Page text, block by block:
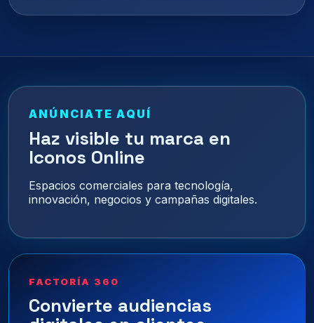
ANÚNCIATE AQUÍ
Haz visible tu marca en
Iconos Online
Espacios comerciales para tecnología,
innovación, negocios y campañas digitales.
FACTORÍA 360
Convierte audiencias